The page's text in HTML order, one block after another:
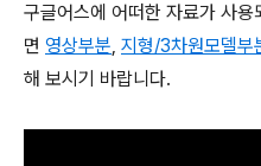
구글어스에 어떠한 자료가 사용
면 영상부분, 지형/3차원모델부
해 보시기 바랍니다.